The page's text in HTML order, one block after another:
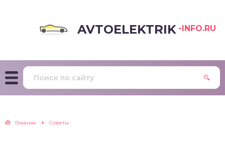
AVTOELEKTRIK -INFO.RU
Главная Советы